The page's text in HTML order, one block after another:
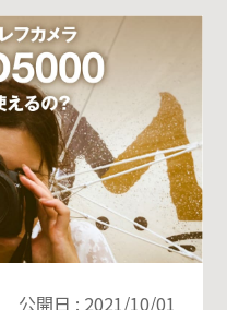
公開日 : 2021/10/01